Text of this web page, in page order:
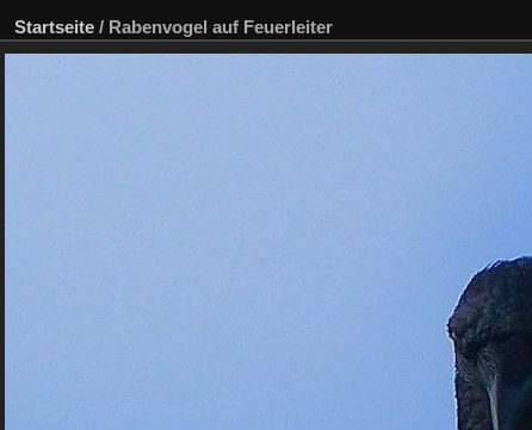
Startseite / Rabenvogel auf Feuerleiter